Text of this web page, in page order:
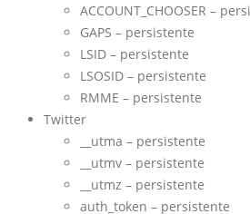
ACCOUNT_CHOOSER –
GAPS – persistente
LSID – persistente
LSOSID – persistente
RMME – persistente
Twitter
__utma – persistente
__utmv – persistente
__utmz – persistente
auth_token – persistente